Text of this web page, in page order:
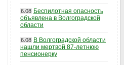
6.08 Беспилотная опасность
объявлена в Волгоградской
области
6.08 В Волгоградской области
нашли мертвой 87-летнюю
пенсионерку